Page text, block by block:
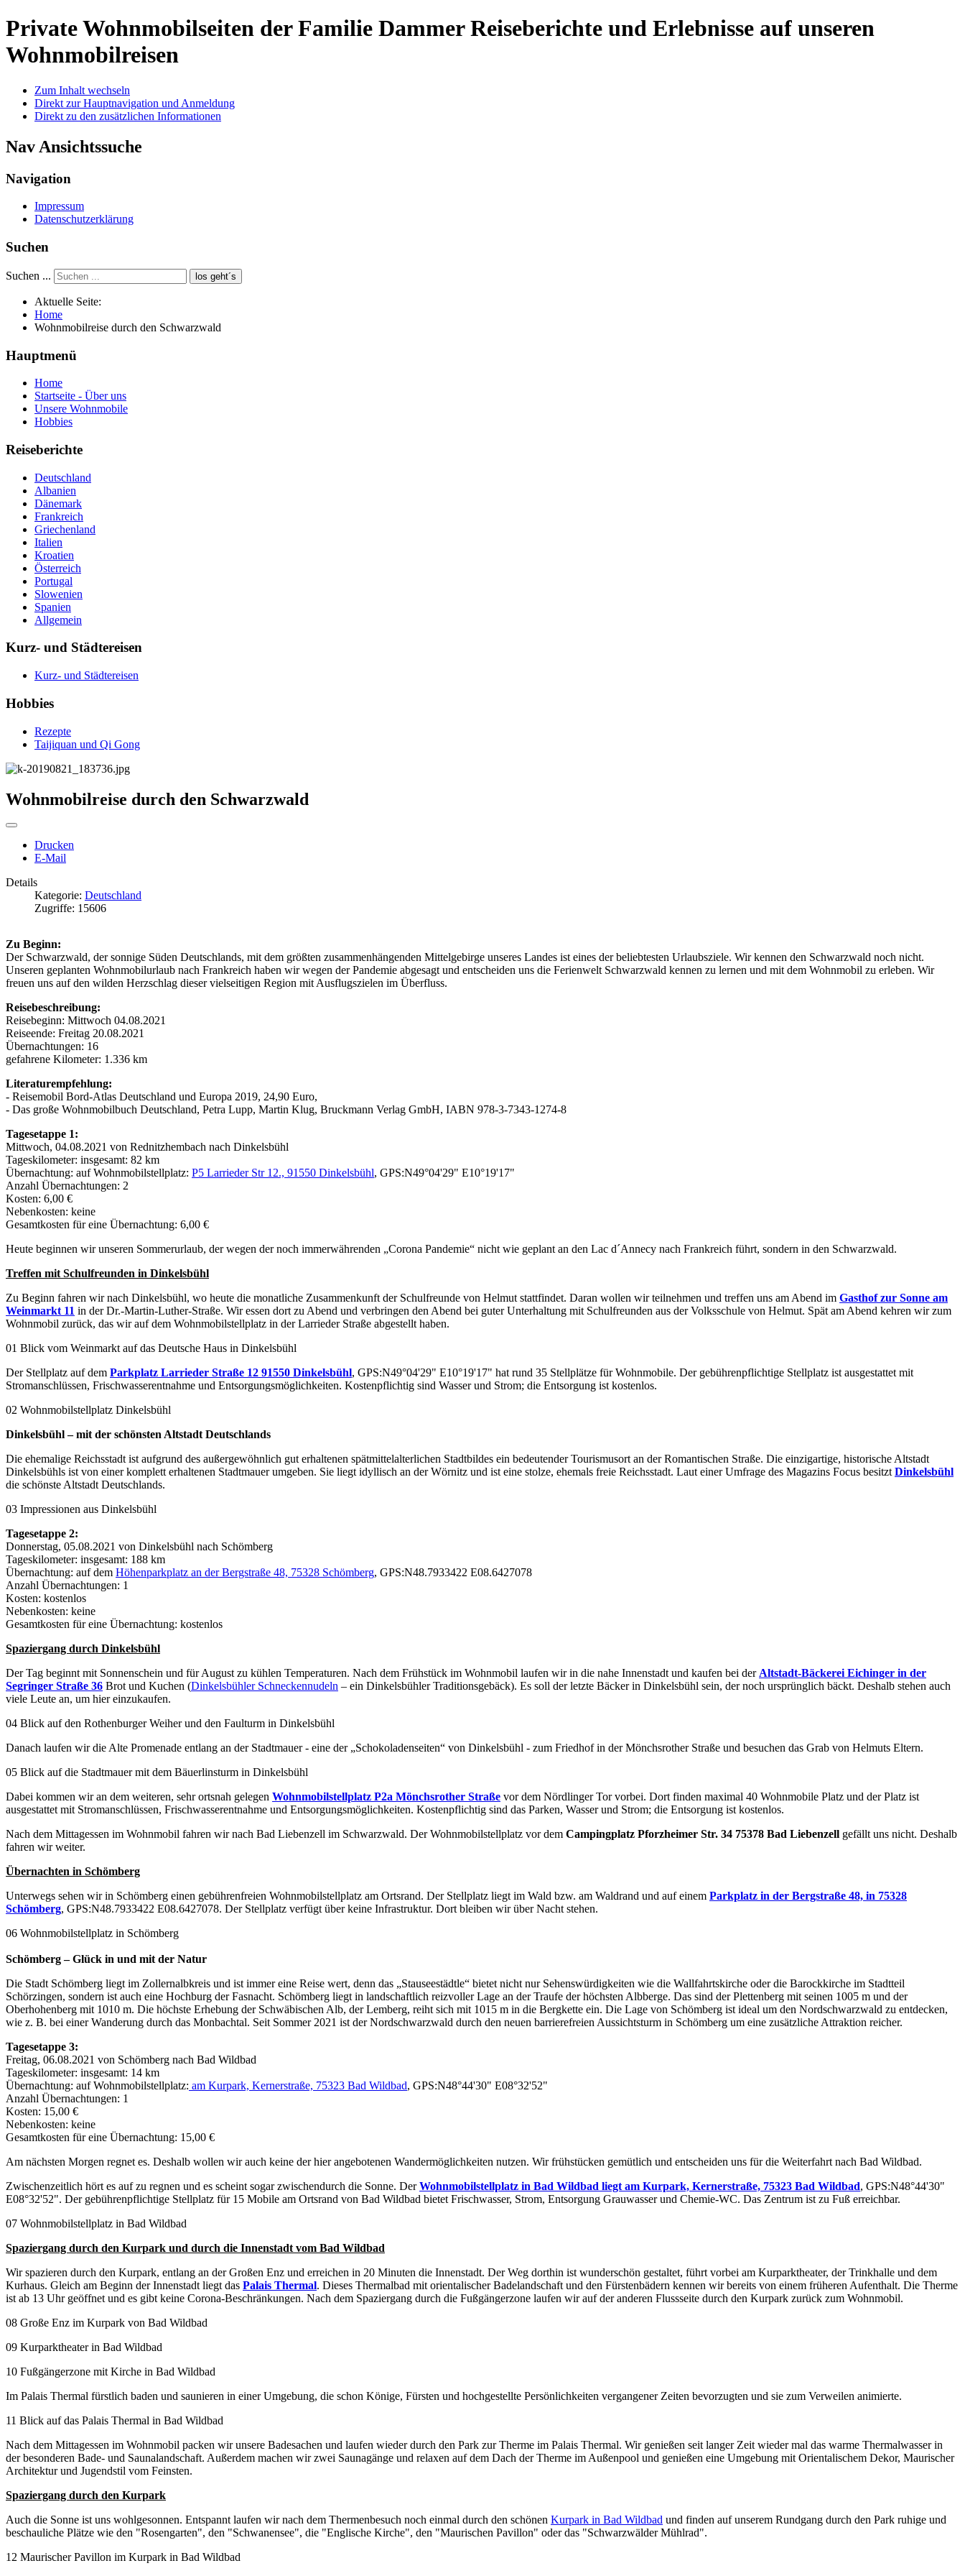
Private Wohnmobilseiten der Familie DammerReiseberichte und Erlebnisse auf unseren
Wohnmobilreisen
Zum Inhalt wechseln
Direkt zur Hauptnavigation und Anmeldung
Direkt zu den zusätzlichen Informationen
Nav Ansichtssuche
Navigation
Impressum
Datenschutzerklärung
Suchen
Suchen ... los geht´s
Aktuelle Seite:
Home
Wohnmobilreise durch den Schwarzwald
Hauptmenü
Home
Startseite - Über uns
Unsere Wohnmobile
Hobbies
Reiseberichte
Deutschland
Albanien
Dänemark
Frankreich
Griechenland
Italien
Kroatien
Österreich
Portugal
Slowenien
Spanien
Allgemein
Kurz- und Städtereisen
Kurz- und Städtereisen
Hobbies
Rezepte
Taijiquan und Qi Gong
Wohnmobilreise durch den Schwarzwald
Drucken
E-Mail
Details
Kategorie: Deutschland
Zugriffe: 15606
Zu Beginn:
Der Schwarzwald, der sonnige Süden Deutschlands, mit dem größten zusammenhängenden Mittelgebirge unseres Landes ist eines der beliebtesten Urlaubsziele. Wir kennen den Schwarzwald noch nicht.
Unseren geplanten Wohnmobilurlaub nach Frankreich haben wir wegen der Pandemie abgesagt und entscheiden uns die Ferienwelt Schwarzwald kennen zu lernen und mit dem Wohnmobil zu erleben. Wir
freuen uns auf den wilden Herzschlag dieser vielseitigen Region mit Ausflugszielen im Überfluss.
Reisebeschreibung:
Reisebeginn: Mittwoch 04.08.2021
Reiseende: Freitag 20.08.2021
Übernachtungen: 16
gefahrene Kilometer: 1.336 km
Literaturempfehlung:
- Reisemobil Bord-Atlas Deutschland und Europa 2019, 24,90 Euro,
- Das große Wohnmobilbuch Deutschland, Petra Lupp, Martin Klug, Bruckmann Verlag GmbH, IABN 978-3-7343-1274-8
Tagesetappe 1:
Mittwoch, 04.08.2021 von Rednitzhembach nach Dinkelsbühl
Tageskilometer: insgesamt: 82 km
Übernachtung: auf Wohnmobilstellplatz: P5 Larrieder Str 12., 91550 Dinkelsbühl, GPS:N49°04'29" E10°19'17"
Anzahl Übernachtungen: 2
Kosten: 6,00 €
Nebenkosten: keine
Gesamtkosten für eine Übernachtung: 6,00 €
Heute beginnen wir unseren Sommerurlaub, der wegen der noch immerwährenden „Corona Pandemie“ nicht wie geplant an den Lac d´Annecy nach Frankreich führt, sondern in den Schwarzwald.
Treffen mit Schulfreunden in Dinkelsbühl
Zu Beginn fahren wir nach Dinkelsbühl, wo heute die monatliche Zusammenkunft der Schulfreunde von Helmut stattfindet. Daran wollen wir teilnehmen und treffen uns am Abend im Gasthof zur Sonne am
Weinmarkt 11 in der Dr.-Martin-Luther-Straße. Wir essen dort zu Abend und verbringen den Abend bei guter Unterhaltung mit Schulfreunden aus der Volksschule von Helmut. Spät am Abend kehren wir zum
Wohnmobil zurück, das wir auf dem Wohnmobilstellplatz in der Larrieder Straße abgestellt haben.
01 Blick vom Weinmarkt auf das Deutsche Haus in Dinkelsbühl
Der Stellplatz auf dem Parkplatz Larrieder Straße 12 91550 Dinkelsbühl, GPS:N49°04'29" E10°19'17" hat rund 35 Stellplätze für Wohnmobile. Der gebührenpflichtige Stellplatz ist ausgestattet mit
Stromanschlüssen, Frischwasserentnahme und Entsorgungsmöglichkeiten. Kostenpflichtig sind Wasser und Strom; die Entsorgung ist kostenlos.
02 Wohnmobilstellplatz Dinkelsbühl
Dinkelsbühl – mit der schönsten Altstadt Deutschlands
Die ehemalige Reichsstadt ist aufgrund des außergewöhnlich gut erhaltenen spätmittelalterlichen Stadtbildes ein bedeutender Tourismusort an der Romantischen Straße. Die einzigartige, historische Altstadt
Dinkelsbühls ist von einer komplett erhaltenen Stadtmauer umgeben. Sie liegt idyllisch an der Wörnitz und ist eine stolze, ehemals freie Reichsstadt. Laut einer Umfrage des Magazins Focus besitztDinkelsbühl
die schönste Altstadt Deutschlands.
03 Impressionen aus Dinkelsbühl
Tagesetappe 2:
Donnerstag, 05.08.2021 von Dinkelsbühl nach Schömberg
Tageskilometer: insgesamt: 188 km
Übernachtung: auf dem Höhenparkplatz an der Bergstraße 48, 75328 Schömberg, GPS:N48.7933422 E08.6427078
Anzahl Übernachtungen: 1
Kosten: kostenlos
Nebenkosten: keine
Gesamtkosten für eine Übernachtung: kostenlos
Spaziergang durch Dinkelsbühl
Der Tag beginnt mit Sonnenschein und für August zu kühlen Temperaturen. Nach dem Frühstück im Wohnmobil laufen wir in die nahe Innenstadt und kaufen bei derAltstadt-Bäckerei Eichinger in der
Segringer Straße 36 Brot und Kuchen (Dinkelsbühler Schneckennudeln – ein Dinkelsbühler Traditionsgebäck). Es soll der letzte Bäcker in Dinkelsbühl sein, der noch ursprünglich bäckt. Deshalb stehen auch
viele Leute an, um hier einzukaufen.
04 Blick auf den Rothenburger Weiher und den Faulturm in Dinkelsbühl
Danach laufen wir die Alte Promenade entlang an der Stadtmauer - eine der „Schokoladenseiten“ von Dinkelsbühl - zum Friedhof in der Mönchsrother Straße und besuchen das Grab von Helmuts Eltern.
05 Blick auf die Stadtmauer mit dem Bäuerlinsturm in Dinkelsbühl
Dabei kommen wir an dem weiteren, sehr ortsnah gelegen Wohnmobilstellplatz P2a Mönchsrother Straße vor dem Nördlinger Tor vorbei. Dort finden maximal 40 Wohnmobile Platz und der Platz ist
ausgestattet mit Stromanschlüssen, Frischwasserentnahme und Entsorgungsmöglichkeiten. Kostenpflichtig sind das Parken, Wasser und Strom; die Entsorgung ist kostenlos.
Nach dem Mittagessen im Wohnmobil fahren wir nach Bad Liebenzell im Schwarzwald. Der Wohnmobilstellplatz vor dem Campingplatz Pforzheimer Str. 34 75378 Bad Liebenzell gefällt uns nicht. Deshalb
fahren wir weiter.
Übernachten in Schömberg
Unterwegs sehen wir in Schömberg einen gebührenfreien Wohnmobilstellplatz am Ortsrand. Der Stellplatz liegt im Wald bzw. am Waldrand und auf einem Parkplatz in der Bergstraße 48, in 75328
Schömberg, GPS:N48.7933422 E08.6427078. Der Stellplatz verfügt über keine Infrastruktur. Dort bleiben wir über Nacht stehen.
06 Wohnmobilstellplatz in Schömberg
Schömberg – Glück in und mit der Natur
Die Stadt Schömberg liegt im Zollernalbkreis und ist immer eine Reise wert, denn das „Stauseestädtle“ bietet nicht nur Sehenswürdigkeiten wie die Wallfahrtskirche oder die Barockkirche im Stadtteil
Schörzingen, sondern ist auch eine Hochburg der Fasnacht. Schömberg liegt in landschaftlich reizvoller Lage an der Traufe der höchsten Albberge. Das sind der Plettenberg mit seinen 1005 m und der
Oberhohenberg mit 1010 m. Die höchste Erhebung der Schwäbischen Alb, der Lemberg, reiht sich mit 1015 m in die Bergkette ein. Die Lage von Schömberg ist ideal um den Nordschwarzwald zu entdecken,
wie z. B. bei einer Wanderung durch das Monbachtal. Seit Sommer 2021 ist der Nordschwarzwald durch den neuen barrierefreien Aussichtsturm in Schömberg um eine zusätzliche Attraktion reicher.
Tagesetappe 3:
Freitag, 06.08.2021 von Schömberg nach Bad Wildbad
Tageskilometer: insgesamt: 14 km
Übernachtung: auf Wohnmobilstellplatz: am Kurpark, Kernerstraße, 75323 Bad Wildbad, GPS:N48°44'30" E08°32'52"
Anzahl Übernachtungen: 1
Kosten: 15,00 €
Nebenkosten: keine
Gesamtkosten für eine Übernachtung: 15,00 €
Am nächsten Morgen regnet es. Deshalb wollen wir auch keine der hier angebotenen Wandermöglichkeiten nutzen. Wir frühstücken gemütlich und entscheiden uns für die Weiterfahrt nach Bad Wildbad.
Zwischenzeitlich hört es auf zu regnen und es scheint sogar zwischendurch die Sonne. DerWohnmobilstellplatz in Bad Wildbad liegt am Kurpark, Kernerstraße, 75323 Bad Wildbad, GPS:N48°44'30"
E08°32'52". Der gebührenpflichtige Stellplatz für 15 Mobile am Ortsrand von Bad Wildbad bietet Frischwasser, Strom, Entsorgung Grauwasser und Chemie-WC. Das Zentrum ist zu Fuß erreichbar.
07 Wohnmobilstellplatz in Bad Wildbad
Spaziergang durch den Kurpark und durch die Innenstadt vom Bad Wildbad
Wir spazieren durch den Kurpark, entlang an der Großen Enz und erreichen in 20 Minuten die Innenstadt. Der Weg dorthin ist wunderschön gestaltet, führt vorbei am Kurparktheater, der Trinkhalle und dem
Kurhaus. Gleich am Beginn der Innenstadt liegt das Palais Thermal. Dieses Thermalbad mit orientalischer Badelandschaft und den Fürstenbädern kennen wir bereits von einem früheren Aufenthalt. Die Therme
ist ab 13 Uhr geöffnet und es gibt keine Corona-Beschränkungen. Nach dem Spaziergang durch die Fußgängerzone laufen wir auf der anderen Flussseite durch den Kurpark zurück zum Wohnmobil.
08 Große Enz im Kurpark von Bad Wildbad
09 Kurparktheater in Bad Wildbad
10 Fußgängerzone mit Kirche in Bad Wildbad
Im Palais Thermal fürstlich baden und saunieren in einer Umgebung, die schon Könige, Fürsten und hochgestellte Persönlichkeiten vergangener Zeiten bevorzugten und sie zum Verweilen animierte.
11 Blick auf das Palais Thermal in Bad Wildbad
Nach dem Mittagessen im Wohnmobil packen wir unsere Badesachen und laufen wieder durch den Park zur Therme im Palais Thermal. Wir genießen seit langer Zeit wieder mal das warme Thermalwasser in
der besonderen Bade- und Saunalandschaft. Außerdem machen wir zwei Saunagänge und relaxen auf dem Dach der Therme im Außenpool und genießen eine Umgebung mit Orientalischem Dekor, Maurischer
Architektur und Jugendstil vom Feinsten.
Spaziergang durch den Kurpark
Auch die Sonne ist uns wohlgesonnen. Entspannt laufen wir nach dem Thermenbesuch noch einmal durch den schönen Kurpark in Bad Wildbad und finden auf unserem Rundgang durch den Park ruhige und
beschauliche Plätze wie den "Rosengarten", den "Schwanensee", die "Englische Kirche", den "Maurischen Pavillon" oder das "Schwarzwälder Mühlrad".
12 Maurischer Pavillon im Kurpark in Bad Wildbad